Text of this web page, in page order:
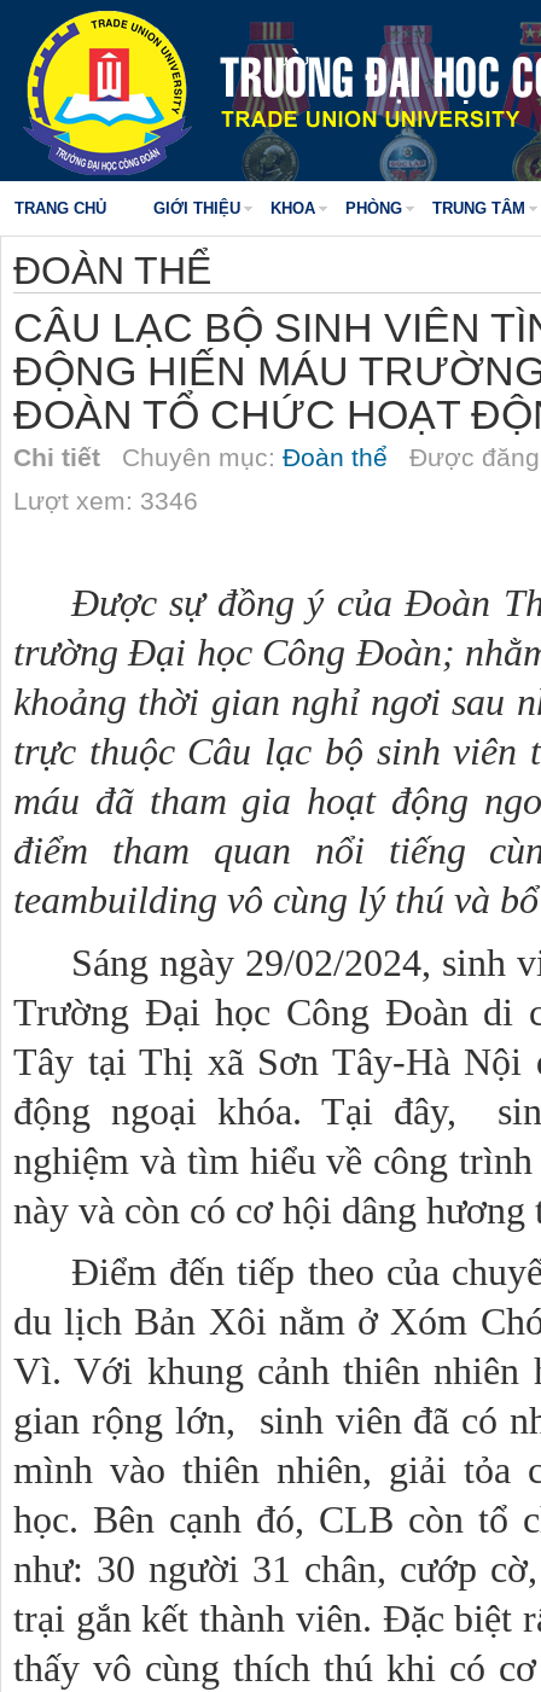
TRANG CHỦ GIỚI THIỆU KHOA PHÒNG TRUNG TÂM
ĐOÀN THỂ
CÂU LẠC BỘ SINH VIÊN
ĐỘNG HIẾN MÁU
ĐOÀN TỔ CHỨC HOẠT
Chi tiết Chuyên mục: Đoàn thể Được
Lượt xem: 3346
Được sự đồng ý của Đoàn
trường Đại học Công Đoàn;
khoảng thời gian nghỉ ngơi sau
trực thuộc Câu lạc bộ sinh viên
máu đã tham gia hoạt động
điểm tham quan nổi tiếng
teambuilding vô cùng lý thú và
Sáng ngày 29/02/2024, sinh
Trường Đại học Công Đoàn di
Tây tại Thị xã Sơn Tây-Hà Nội
động ngoại khóa. Tại đây,
nghiệm và tìm hiểu về công
này và còn có cơ hội dâng
Điểm đến tiếp theo của
du lịch Bản Xôi nằm ở Xóm
Vì. Với khung cảnh thiên nhiên
gian rộng lớn, sinh viên đã có
mình vào thiên nhiên, giải tỏa
học. Bên cạnh đó, CLB còn tổ
như: 30 người 31 chân, cướp
trại gắn kết thành viên. Đặc biệt
thấy vô cùng thích thú khi có